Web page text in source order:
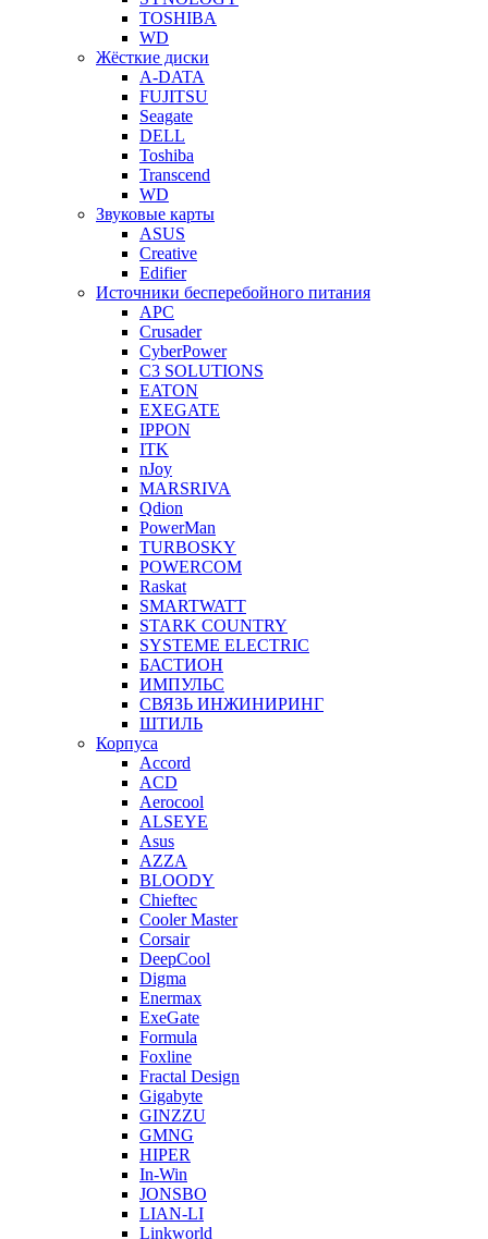
TOSHIBA
WD
Жёсткие диски
A-DATA
FUJITSU
Seagate
DELL
Toshiba
Transcend
WD
Звуковые карты
ASUS
Creative
Edifier
Источники бесперебойного питания
APC
Crusader
CyberPower
C3 SOLUTIONS
EATON
EXEGATE
IPPON
ITK
nJoy
MARSRIVA
Qdion
PowerMan
TURBOSKY
POWERCOM
Raskat
SMARTWATT
STARK COUNTRY
SYSTEME ELECTRIC
БАСТИОН
ИМПУЛЬС
СВЯЗЬ ИНЖИНИРИНГ
ШТИЛЬ
Корпуса
Accord
ACD
Aerocool
ALSEYE
Asus
AZZA
BLOODY
Chieftec
Cooler Master
Corsair
DeepCool
Digma
Enermax
ExeGate
Formula
Foxline
Fractal Design
Gigabyte
GINZZU
GMNG
HIPER
In-Win
JONSBO
LIAN-LI
Linkworld